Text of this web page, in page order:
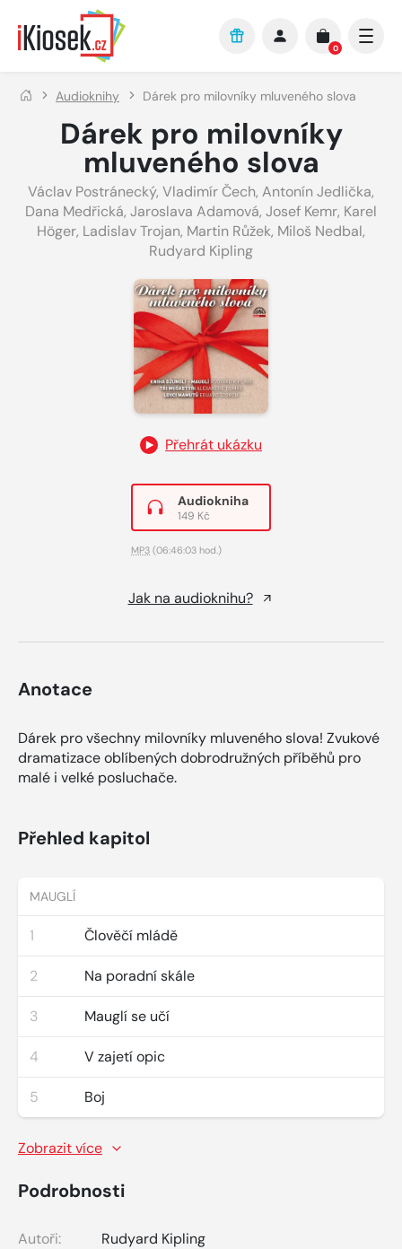
Přejít na hlavní obsah
0
Audioknihy Dárek pro milovníky mluveného slova
Dárek pro milovníky
mluveného slova
Václav Postránecký, Vladimír Čech, Antonín Jedlička,
Dana Medřická, Jaroslava Adamová, Josef Kemr, Karel
Höger, Ladislav Trojan, Martin Růžek, Miloš Nedbal,
Rudyard Kipling
Přehrát ukázku
Audiokniha
149 Kč
MP3 (06:46:03 hod.)
Jak na audioknihu?
Anotace
Dárek pro všechny milovníky mluveného slova! Zvukové
dramatizace oblíbených dobrodružných příběhů pro
malé i velké posluchače.
Přehled kapitol
MAUGLÍ
1 Člověčí mládě
2 Na poradní skále
3 Mauglí se učí
4 V zajetí opic
5 Boj
Zobrazit více
Podrobnosti
Autoři:
Rudyard Kipling